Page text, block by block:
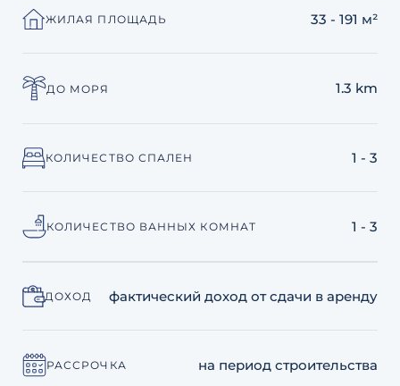
ЖИЛАЯ ПЛОЩАДЬ 33 - 191 м²
ДО МОРЯ 1.3 km
КОЛИЧЕСТВО СПАЛЕН 1 - 3
КОЛИЧЕСТВО ВАННЫХ КОМНАТ 1 - 3
ДОХОД фактический доход от сдачи в аренду
РАССРОЧКА на период строительства